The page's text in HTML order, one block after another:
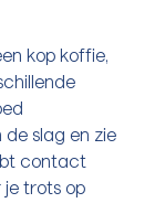
kop koffie,
de slag en zie
contact
je trots op